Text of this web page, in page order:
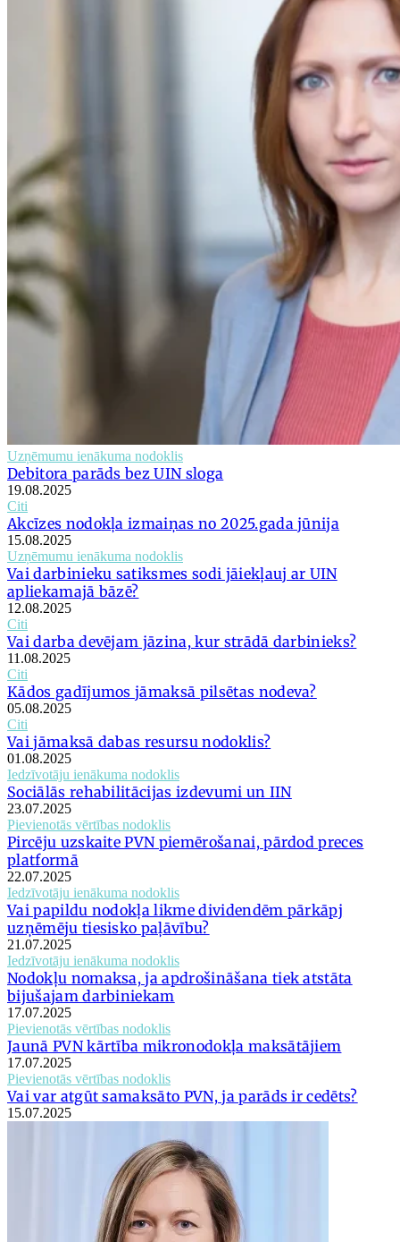
Uzņēmumu ienākuma nodoklis
Debitora parāds bez UIN sloga
19.08.2025
Citi
Akcīzes nodokļa izmaiņas no 2025.gada jūnija
15.08.2025
Uzņēmumu ienākuma nodoklis
Vai darbinieku satiksmes sodi jāiekļauj ar UIN
apliekamajā bāzē?
12.08.2025
Citi
Vai darba devējam jāzina, kur strādā darbinieks?
11.08.2025
Citi
Kādos gadījumos jāmaksā pilsētas nodeva?
05.08.2025
Citi
Vai jāmaksā dabas resursu nodoklis?
01.08.2025
Iedzīvotāju ienākuma nodoklis
Sociālās rehabilitācijas izdevumi un IIN
23.07.2025
Pievienotās vērtības nodoklis
Pircēju uzskaite PVN piemērošanai, pārdod preces
platformā
22.07.2025
Iedzīvotāju ienākuma nodoklis
Vai papildu nodokļa likme dividendēm pārkāpj
uzņēmēju tiesisko paļāvību?
21.07.2025
Iedzīvotāju ienākuma nodoklis
Nodokļu nomaksa, ja apdrošināšana tiek atstāta
bijušajam darbiniekam
17.07.2025
Pievienotās vērtības nodoklis
Jaunā PVN kārtība mikronodokļa maksātājiem
17.07.2025
Pievienotās vērtības nodoklis
Vai var atgūt samaksāto PVN, ja parāds ir cedēts?
15.07.2025